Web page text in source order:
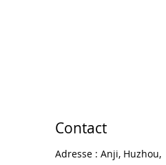
Contact
Adresse : Anji, Huzhou,